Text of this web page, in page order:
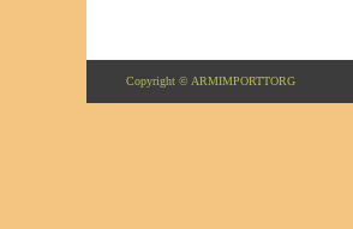
Copyright © ARMIMPORTTORG